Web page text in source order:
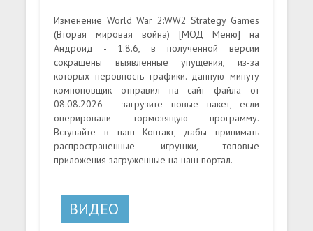
Изменение World War 2:WW2 Strategy Games
(Вторая мировая война) [МОД Меню] на
Андроид - 1.8.6, в полученной версии
сокращены выявленные упущения, из-за
которых неровность графики. данную минуту
компоновщик отправил на сайт файла от
08.08.2026 - загрузите новые пакет, если
оперировали тормозящую программу.
Вступайте в наш Контакт, дабы принимать
распространенные игрушки, топовые
приложения загруженные на наш портал.
ВИДЕО